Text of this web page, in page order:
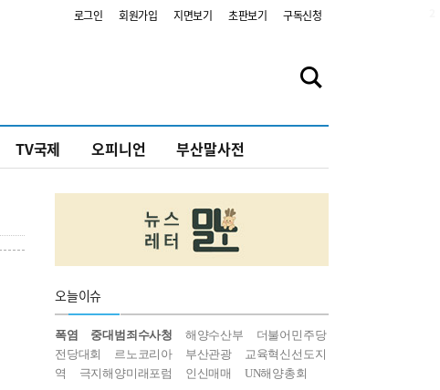
로그인 회원가입 지면보기 초판보기 구독신청
TV국제 오피니언 부산말사전
오늘이슈
폭염 중대범죄수사청 해양수산부
더불어민주당
전당대회
르노코리아 부산관광
교육혁신선도지
역
극지해양미래포럼 인신매매 UN해양총회